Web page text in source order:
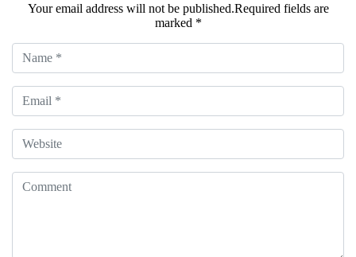
Your email address will not be published.Required fields are
marked *
Name
Email
Website
Comment